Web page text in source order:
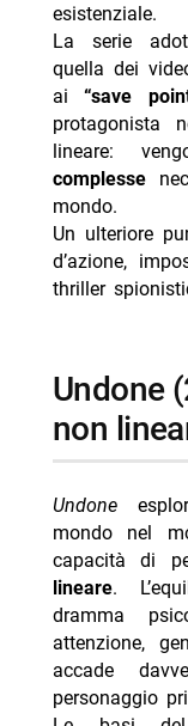
esistenziale.
La serie
quella dei
ai“save
lineare:
complesse
mondo.
Un ulteriore
d’azione,
thriller
Undone (2019-2022): tempo
non
Undone
mondo nel
capacità di
lineare.
dramma
attenzione,
accade
personaggio